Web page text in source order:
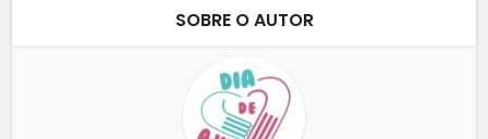
SOBRE O AUTOR